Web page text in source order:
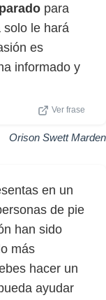
para
solo le hará
es
informado y
Ver frase
Orison Swett Marden
en un
de pie
han sido
más
hacer un
ayudar